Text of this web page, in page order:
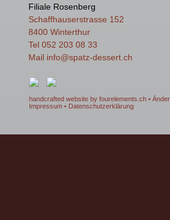
Filiale Rosenberg
Schaffhauserstrasse 152
8400 Winterthur
Tel 052 203 08 33
Mail info@spatz-dessert.ch
handcrafted website by fourelements.ch •
Impressum • Datenschutzerklärung